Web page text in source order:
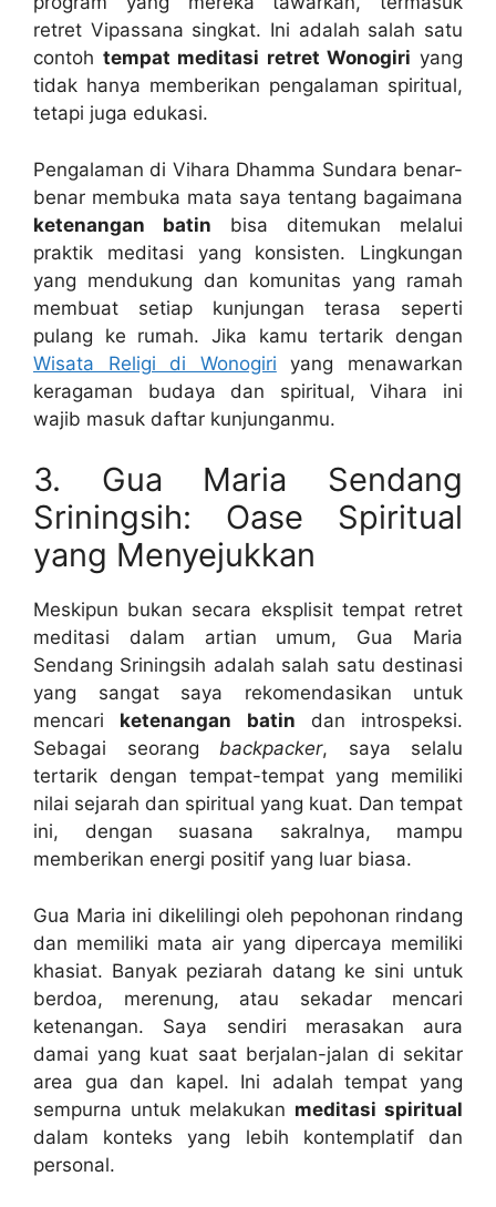
retret Vipassana singkat. Ini adalah salah satu
contoh tempat meditasi retret Wonogiri yang
tidak hanya memberikan pengalaman spiritual,
tetapi juga edukasi.
Pengalaman di Vihara Dhamma Sundara benar-
benar membuka mata saya tentang bagaimana
ketenangan batin bisa ditemukan melalui
praktik meditasi yang konsisten. Lingkungan
yang mendukung dan komunitas yang ramah
membuat setiap kunjungan terasa seperti
pulang ke rumah. Jika kamu tertarik dengan
Wisata Religi di Wonogiri yang menawarkan
keragaman budaya dan spiritual, Vihara ini
wajib masuk daftar kunjunganmu.
3. Gua Maria Sendang
Sriningsih: Oase Spiritual
yang Menyejukkan
Meskipun bukan secara eksplisit tempat retret
meditasi dalam artian umum, Gua Maria
Sendang Sriningsih adalah salah satu destinasi
yang sangat saya rekomendasikan untuk
mencari ketenangan batin dan introspeksi.
Sebagai seorang backpacker, saya selalu
tertarik dengan tempat-tempat yang memiliki
nilai sejarah dan spiritual yang kuat. Dan tempat
ini, dengan suasana sakralnya, mampu
memberikan energi positif yang luar biasa.
Gua Maria ini dikelilingi oleh pepohonan rindang
dan memiliki mata air yang dipercaya memiliki
khasiat. Banyak peziarah datang ke sini untuk
berdoa, merenung, atau sekadar mencari
ketenangan. Saya sendiri merasakan aura
damai yang kuat saat berjalan-jalan di sekitar
area gua dan kapel. Ini adalah tempat yang
sempurna untuk melakukan meditasi spiritual
dalam konteks yang lebih kontemplatif dan
personal.